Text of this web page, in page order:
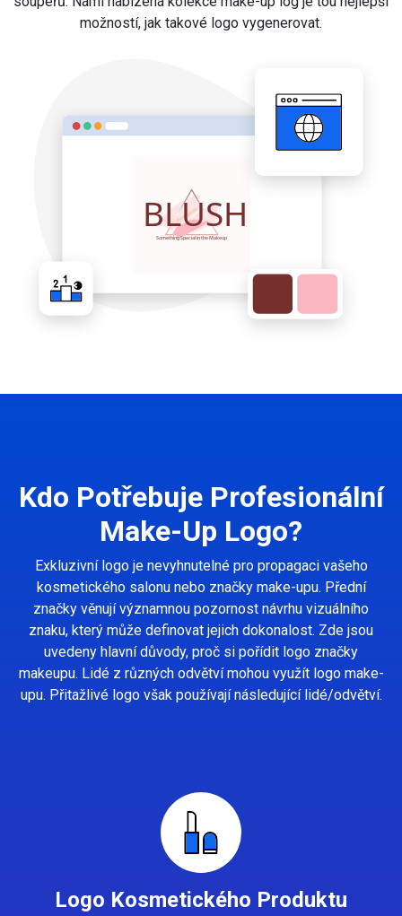
možností, jak takové logo vygenerovat.
Kdo Potřebuje Profesionální
Make-Up Logo?
Exkluzivní logo je nevyhnutelné pro propagaci vašeho
kosmetického salonu nebo značky make-upu. Přední
značky věnují významnou pozornost návrhu vizuálního
znaku, který může definovat jejich dokonalost. Zde jsou
uvedeny hlavní důvody, proč si pořídit logo značky
makeupu. Lidé z různých odvětví mohou využít logo make-
upu. Přitažlivé logo však používají následující lidé/odvětví.
Logo Kosmetického Produktu